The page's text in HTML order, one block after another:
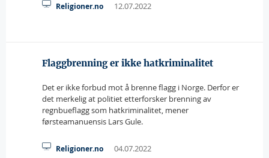
Religioner.no 12.07.2022
Flaggbrenning er ikke hatkriminalitet
Det er ikke forbud mot å brenne flagg i Norge. Derfor er
det merkelig at politiet etterforsker brenning av
regnbueflagg som hatkriminalitet, mener
førsteamanuensis Lars Gule.
Religioner.no 04.07.2022